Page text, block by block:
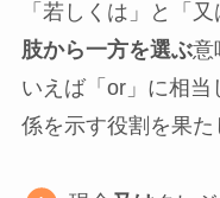
「若しくは」と「
肢から一方を選ぶ意
いえば「or」に相当
係を示す役割を果た